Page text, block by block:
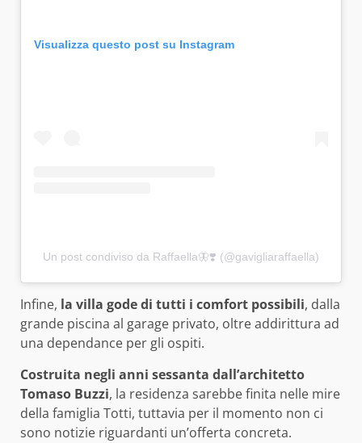
Visualizza questo post su Instagram
Un post condiviso da Raffaella🦋❣️ (@gavigliaraffaella)
Infine, la villa gode di tutti i comfort possibili, dalla
grande piscina al garage privato, oltre addirittura ad
una dependance per gli ospiti.
Costruita negli anni sessanta dall’architetto
Tomaso Buzzi, la residenza sarebbe finita nelle mire
della famiglia Totti, tuttavia per il momento non ci
sono notizie riguardanti un’offerta concreta.